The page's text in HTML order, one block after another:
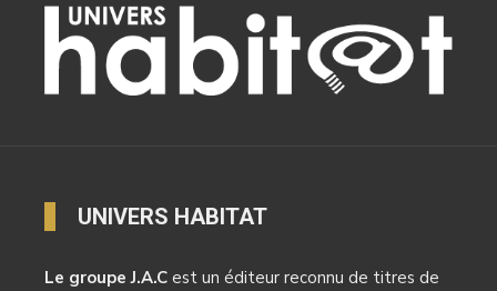
UNIVERS HABITAT
Le groupe J.A.C est un éditeur reconnu de titres de